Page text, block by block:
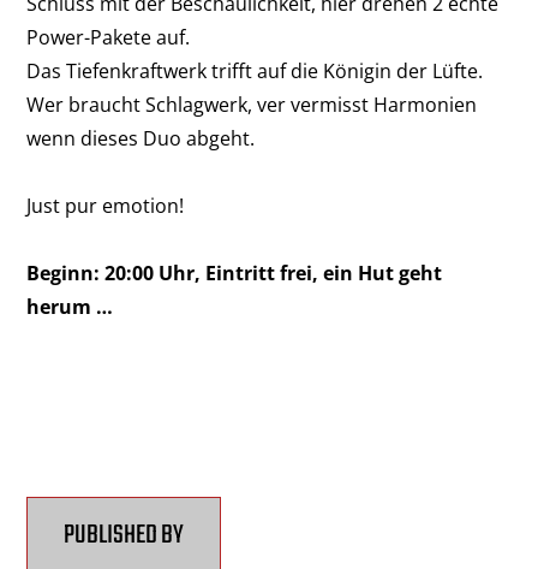
Power-Pakete auf.
Das Tiefenkraftwerk trifft auf die Königin der Lüfte.
Wer braucht Schlagwerk, ver vermisst Harmonien
wenn dieses Duo abgeht.
Just pur emotion!
Beginn: 20:00 Uhr, Eintritt frei, ein Hut geht
herum …
PUBLISHED BY